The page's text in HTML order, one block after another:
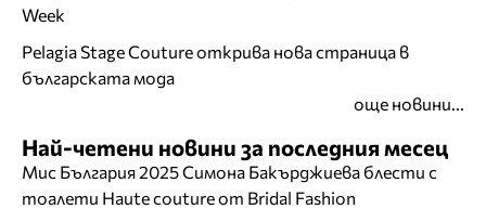
Week
Pelagia Stage Couture открива нова страница в
българската мода
още новини...
Най-четени новини за последния месец
Мис България 2025 Симона Бакърджиева блести с
тоалети Haute couture от Bridal Fashion